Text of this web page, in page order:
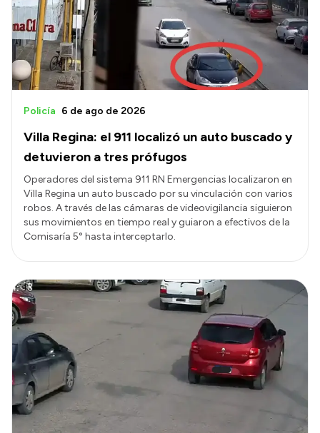
Villa Regina: el 911 localizó un auto buscado y
detuvieron a tres prófugos
Policía 6 de ago de 2026
Operadores del sistema 911 RN Emergencias localizaron en
Villa Regina un auto buscado por su vinculación con varios
robos. A través de las cámaras de videovigilancia siguieron
sus movimientos en tiempo real y guiaron a efectivos de la
Comisaría 5° hasta interceptarlo.